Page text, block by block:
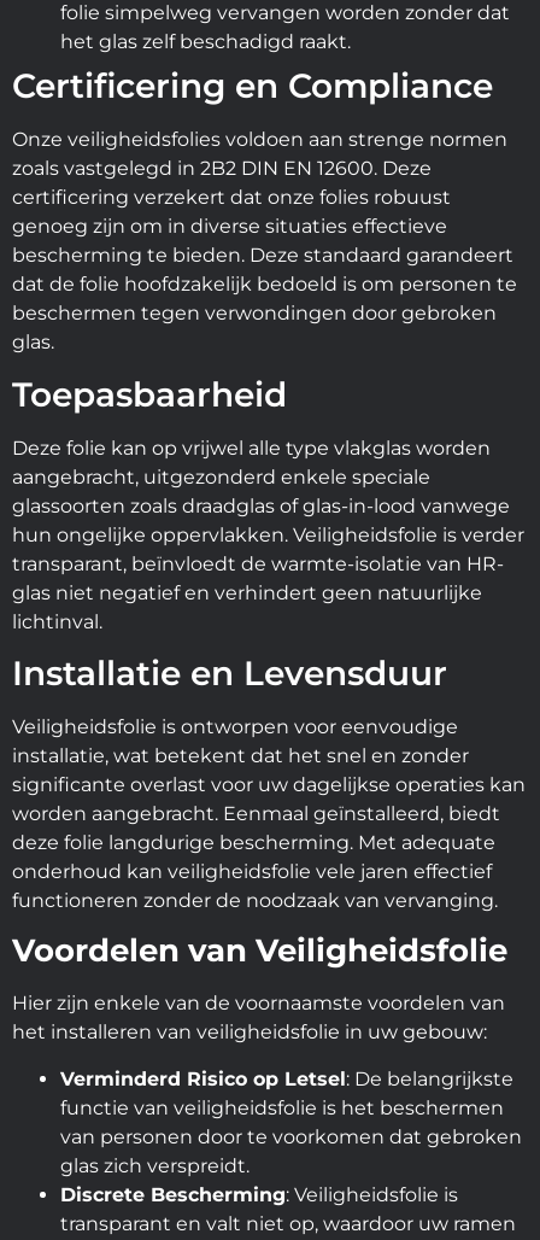
folie simpelweg vervangen worden zonder dat
het glas zelf beschadigd raakt.
Certificering en Compliance
Onze veiligheidsfolies voldoen aan strenge normen
zoals vastgelegd in 2B2 DIN EN 12600. Deze
certificering verzekert dat onze folies robuust
genoeg zijn om in diverse situaties effectieve
bescherming te bieden. Deze standaard garandeert
dat de folie hoofdzakelijk bedoeld is om personen te
beschermen tegen verwondingen door gebroken
glas.
Toepasbaarheid
Deze folie kan op vrijwel alle type vlakglas worden
aangebracht, uitgezonderd enkele speciale
glassoorten zoals draadglas of glas-in-lood vanwege
hun ongelijke oppervlakken. Veiligheidsfolie is verder
transparant, beïnvloedt de warmte-isolatie van HR-
glas niet negatief en verhindert geen natuurlijke
lichtinval.
Installatie en Levensduur
Veiligheidsfolie is ontworpen voor eenvoudige
installatie, wat betekent dat het snel en zonder
significante overlast voor uw dagelijkse operaties kan
worden aangebracht. Eenmaal geïnstalleerd, biedt
deze folie langdurige bescherming. Met adequate
onderhoud kan veiligheidsfolie vele jaren effectief
functioneren zonder de noodzaak van vervanging.
Voordelen van Veiligheidsfolie
Hier zijn enkele van de voornaamste voordelen van
het installeren van veiligheidsfolie in uw gebouw:
Verminderd Risico op Letsel: De belangrijkste
functie van veiligheidsfolie is het beschermen
van personen door te voorkomen dat gebroken
glas zich verspreidt.
Discrete Bescherming: Veiligheidsfolie is
transparant en valt niet op, waardoor uw ramen